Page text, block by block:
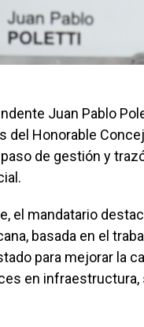
Juan Pablo
del Honorable
de gestión y
el mandatario
basada en el
para mejorar la
en